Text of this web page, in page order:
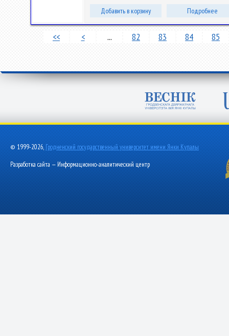
Добавить в корзину Подробнее
<< < ... 82 83 84 85
© 1999-2026, Гродненский государственный университет имени Янки Купалы
Разработка сайта — Информационно-аналитический центр